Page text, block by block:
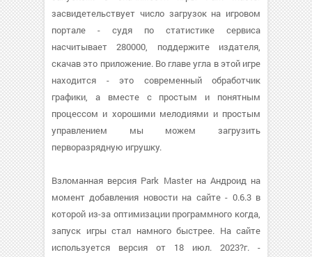
засвидетельствует число загрузок на игровом
портале - судя по статистике сервиса
насчитывает 280000, поддержите издателя,
скачав это приложение. Во главе угла в этой игре
находится - это современный обработчик
графики, а вместе с простым и понятным
процессом и хорошими мелодиями и простым
управлением мы можем загрузить
перворазрядную игрушку.
Взломанная версия Park Master на Андроид на
момент добавления новости на сайте - 0.6.3 в
которой из-за оптимизации программного когда,
запуск игры стал намного быстрее. На сайте
используется версия от 18 июл. 2023?г. -